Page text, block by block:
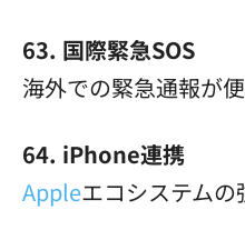
63. 国際緊急SOS
海外での緊急通報が便
64. iPhone連携
Appleエコシステムの